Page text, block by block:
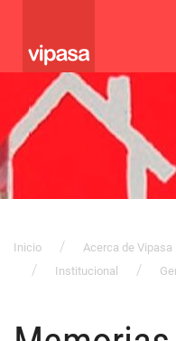
Inicio Acerca de Vipasa
Institucional